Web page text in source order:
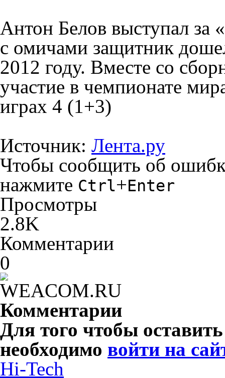
Антон Белов выступал за
с омичами защитник
2012 году. Вместе со
участие в чемпионате
играх 4 (1+3)
Источник: Лента.ру
Чтобы сообщить об
нажмите Ctrl+Enter
Просмотры
2.8K
Комментарии
0
Комментарии
Для того чтобы
необходимо войти на
Hi-Tech